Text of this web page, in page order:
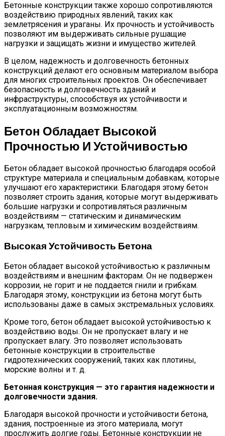
Бетонные конструкции также хорошо сопротивляются
воздействию природных явлений, таких как
землетрясения и ураганы. Их прочность и устойчивость
позволяют им выдерживать сильные рушащие
нагрузки и защищать жизни и имущество жителей.
В целом, надежность и долговечность бетонных
конструкций делают его основным материалом выбора
для многих строительных проектов. Он обеспечивает
безопасность и долговечность зданий и
инфраструктуры, способствуя их устойчивости и
эксплуатационным возможностям.
Бетон Обладает Высокой
Прочностью И Устойчивостью
Бетон обладает высокой прочностью благодаря особой
структуре материала и специальным добавкам, которые
улучшают его характеристики. Благодаря этому бетон
позволяет строить здания, которые могут выдерживать
большие нагрузки и сопротивляться различным
воздействиям — статическим и динамическим
нагрузкам, тепловым и химическим воздействиям.
Высокая Устойчивость Бетона
Бетон обладает высокой устойчивостью к различным
воздействиям и внешним факторам. Он не подвержен
коррозии, не горит и не поддается гнили и грибкам.
Благодаря этому, конструкции из бетона могут быть
использованы даже в самых экстремальных условиях.
Кроме того, бетон обладает высокой устойчивостью к
воздействию воды. Он не пропускает влагу и не
пропускает влагу. Это позволяет использовать
бетонные конструкции в строительстве
гидротехнических сооружений, таких как плотины,
морские волны и т. д.
Бетонная конструкция — это гарантия надежности и
долговечности здания.
Благодаря высокой прочности и устойчивости бетона,
здания, построенные из этого материала, могут
прослужить долгие годы. Бетонные конструкции не